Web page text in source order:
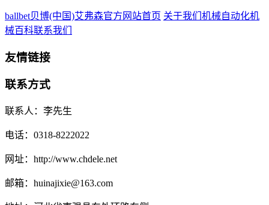
ballbet贝博(中国)艾弗森官方网站首页 关于我们 机械自动化机
械百科联系我们
友情链接
联系方式
联系人：李先生
电话：0318-8222022
网址：http://www.chdele.net
邮箱：huinajixie@163.com